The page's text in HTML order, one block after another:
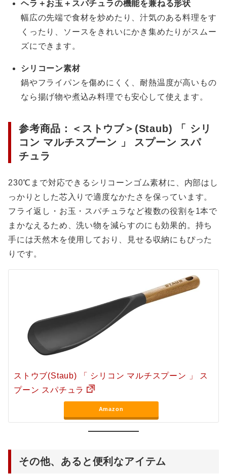
ヘラ＋お玉＋スパチュラの機能を兼ねる形状
幅広の先端で食材を炒めたり、汁気のある料理をす
くったり、ソースをきれいにかき集めたりがスムー
ズにできます。
シリコーン素材
鍋やフライパンを傷めにくく、耐熱温度が高いもの
なら揚げ物や煮込み料理でも安心して使えます。
参考商品：＜ストウブ＞(Staub) 「 シリ
コン マルチスプーン 」 スプーン スパ
チュラ
230℃まで対応できるシリコーンゴム素材に、内部はし
っかりとした芯入りで適度なかたさを保っています。
フライ返し・お玉・スパチュラなど複数の役割を1本で
まかなえるため、洗い物を減らすのにも効果的。持ち
手には天然木を使用しており、見せる収納にもぴった
りです。
ストウブ(Staub) 「 シリコン マルチスプーン 」 ス
プーン スパチュラ
Amazon
その他、あると便利なアイテム